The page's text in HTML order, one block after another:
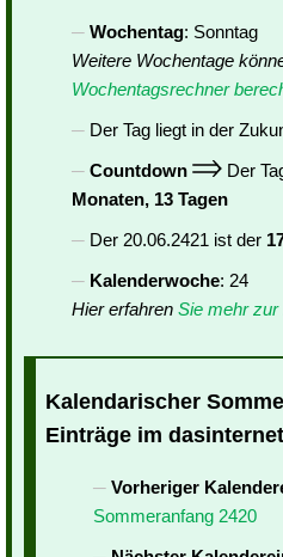
Wochentag: Sonntag
Weitere Wochentage
Wochentagsrechner
Der Tag liegt in der
Countdown
Der
Monaten, 13 Tagen
Der 20.06.2421 ist der
Kalenderwoche: 24
Hier erfahren Sie mehr zur
Kalendarischer
Einträge im
Vorheriger
Sommeranfang 2420